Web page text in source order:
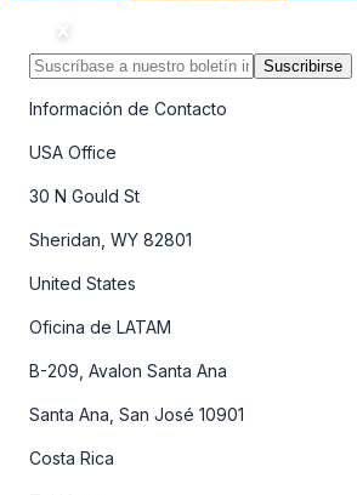
Suscribirse
Información de Contacto
USA Office
30 N Gould St
Sheridan, WY 82801
United States
Oficina de LATAM
B-209, Avalon Santa Ana
Santa Ana, San José 10901
Costa Rica